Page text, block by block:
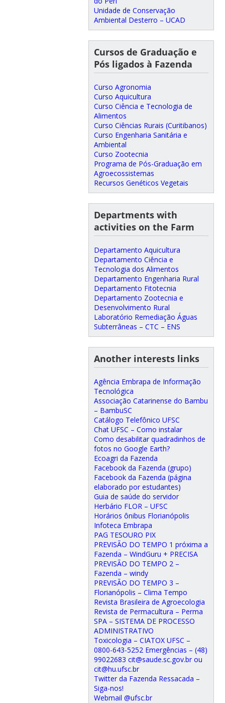
Unidade de Conservação
Ambiental Desterro – UCAD
Cursos de Graduação e
Pós ligados à Fazenda
Curso Agronomia
Curso Aquicultura
Curso Ciência e Tecnologia de
Alimentos
Curso Ciências Rurais (Curitibanos)
Curso Engenharia Sanitária e
Ambiental
Curso Zootecnia
Programa de Pós-Graduação em
Agroecossistemas
Recursos Genéticos Vegetais
Departments with
activities on the Farm
Departamento Aquicultura
Departamento Ciência e
Tecnologia dos Alimentos
Departamento Engenharia Rural
Departamento Fitotecnia
Departamento Zootecnia e
Desenvolvimento Rural
Laboratório Remediação Águas
Subterrâneas – CTC – ENS
Another interests links
Agência Embrapa de Informação
Tecnológica
Associação Catarinense do Bambu
– BambuSC
Catálogo Telefônico UFSC
Chat UFSC – Como instalar
Como desabilitar quadradinhos de
fotos no Google Earth?
Ecoagri da Fazenda
Facebook da Fazenda (grupo)
Facebook da Fazenda (página
elaborado por estudantes)
Guia de saúde do servidor
Herbário FLOR – UFSC
Horários ônibus Florianópolis
Infoteca Embrapa
PAG TESOURO PIX
PREVISÃO DO TEMPO 1 próxima a
Fazenda – WindGuru + PRECISA
PREVISÃO DO TEMPO 2 –
Fazenda – windy
PREVISÃO DO TEMPO 3 –
Florianópolis – Clima Tempo
Revista Brasileira de Agroecologia
Revista de Permacultura – Perma
SPA – SISTEMA DE PROCESSO
ADMINISTRATIVO
Toxicologia – CIATOX UFSC –
0800-643-5252 Emergências – (48)
99022683 cit@saude.sc.gov.br ou
cit@hu.ufsc.br
Twitter da Fazenda Ressacada –
Siga-nos!
Webmail @ufsc.br